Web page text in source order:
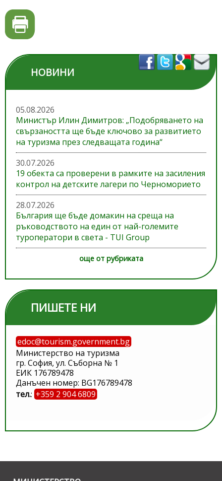
НОВИНИ
05.08.2026
Министър Илин Димитров: „Подобряването на
свързаността ще бъде ключово за развитието
на туризма през следващата година“
30.07.2026
19 обекта са проверени в рамките на засиления
контрол на детските лагери по Черноморието
28.07.2026
България ще бъде домакин на среща на
ръководството на един от най-големите
туроператори в света - TUI Group
още от рубриката
ПИШЕТЕ НИ
edoc@tourism.government.bg
Министерство на туризма
гр. София, ул. Съборна № 1
ЕИК 176789478
Данъчен номер: BG176789478
тел.: +359 2 904 6809